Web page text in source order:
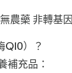
農藥 非轉基
）？
補充品：